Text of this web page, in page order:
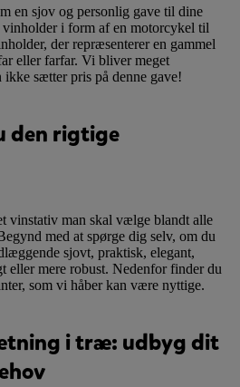
en sjov og personlig gave til dine
i form af en motorcykel til
der repræsenterer en gammel
eller farfar. Vi bliver meget
ikke sætter pris på denne gave!
den rigtige
vinstativ man skal vælge blandt alle
med at spørge dig selv, om du
sjovt, praktisk, elegant,
eller mere robust. Nedenfor finder du
som vi håber kan være nyttige.
i træ: udbyg dit